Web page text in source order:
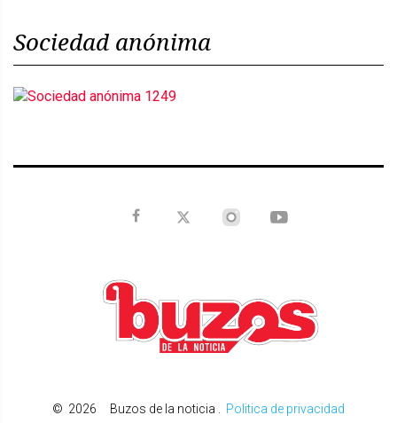
Sociedad anónima
© 2026 Buzos de la noticia Politica de privacidad